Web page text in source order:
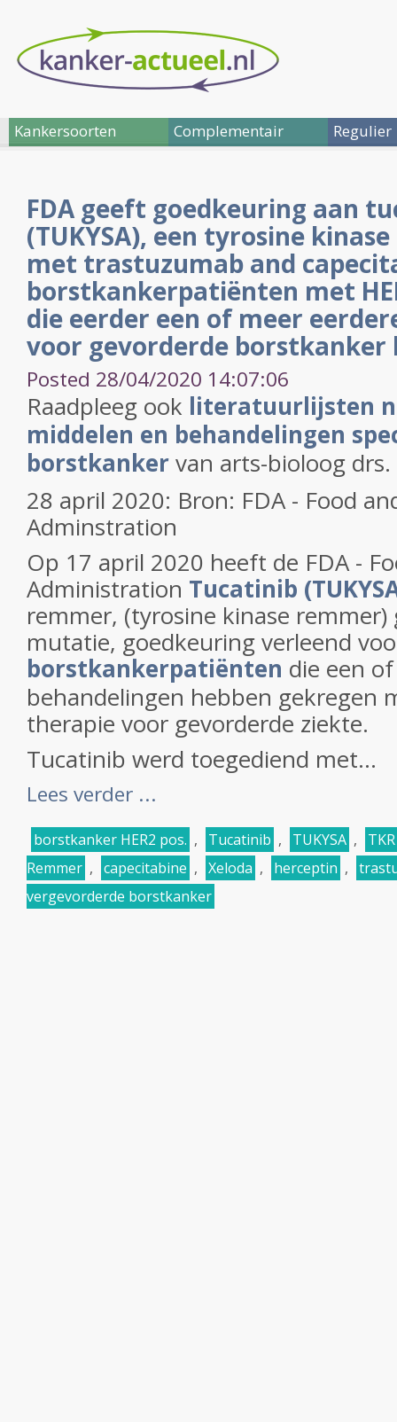
Kankersoorten Complementair Regulier
FDA geeft goedkeuring aan
(TUKYSA), een tyrosine
met trastuzumab and
borstkankerpatiënten met
die eerder een of meer
voor gevorderde borstkanker
Posted 28/04/2020 14:07:06
Raadpleeg ook literatuurlijsten
middelen en behandelingen
borstkankervan arts-bioloog
28 april 2020: Bron: FDA - Food
Adminstration
Op 17 april 2020 heeft de FDA -
Administration Tucatinib
remmer, (tyrosine kinase remmer)
mutatie, goedkeuring verleend
borstkankerpatiënten die een
behandelingen hebben gekregen
therapie voor gevorderde ziekte.
Tucatinib werd toegediend met...
Lees verder ...
borstkanker HER2 pos. , Tucatinib , TUKYSA ,
Remmer , capecitabine , Xeloda , herceptin ,
vergevorderde borstkanker